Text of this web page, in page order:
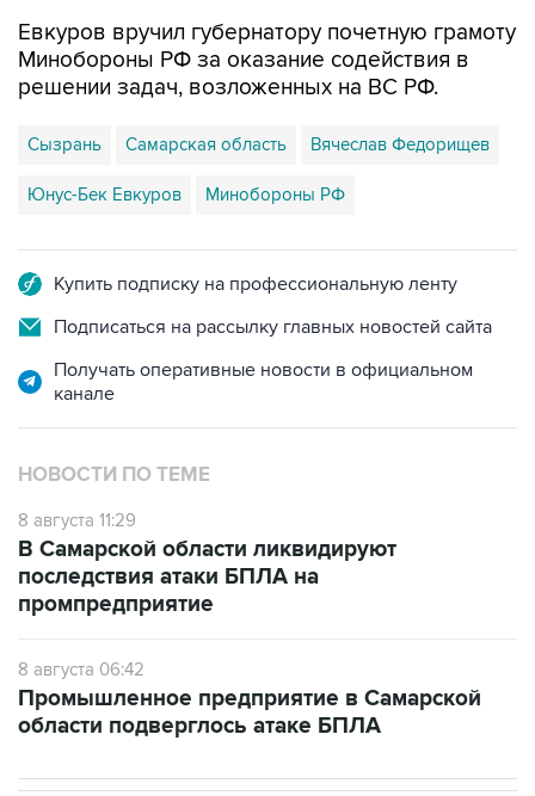
Евкуров вручил губернатору почетную грамоту
Минобороны РФ за оказание содействия в
решении задач, возложенных на ВС РФ.
Сызрань Самарская область Вячеслав Федорищев
Юнус-Бек Евкуров Минобороны РФ
Купить подписку на профессиональную ленту
Подписаться на рассылку главных новостей сайта
Получать оперативные новости в официальном
канале
НОВОСТИ ПО ТЕМЕ
8 августа 11:29
В Самарской области ликвидируют
последствия атаки БПЛА на
промпредприятие
8 августа 06:42
Промышленное предприятие в Самарской
области подверглось атаке БПЛА